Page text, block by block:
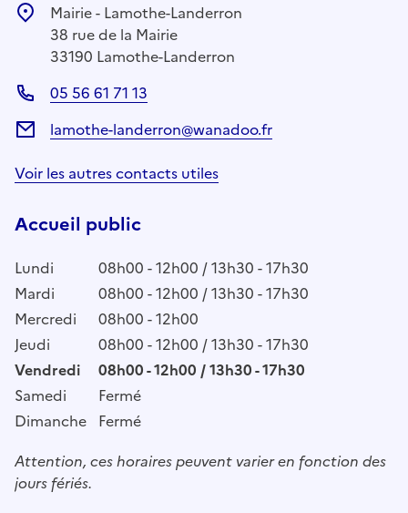
Mairie - Lamothe-Landerron
38 rue de la Mairie
33190 Lamothe-Landerron
05 56 61 71 13
lamothe-landerron@wanadoo.fr
Voir les autres contacts utiles
Accueil public
Lundi
08h00 - 12h00 / 13h30 - 17h30
Mardi
08h00 - 12h00 / 13h30 - 17h30
Mercredi
08h00 - 12h00
Jeudi
08h00 - 12h00 / 13h30 - 17h30
Vendredi
08h00 - 12h00 / 13h30 - 17h30
Samedi
Fermé
Dimanche Fermé
Attention, ces horaires peuvent varier en fonction des
jours fériés.